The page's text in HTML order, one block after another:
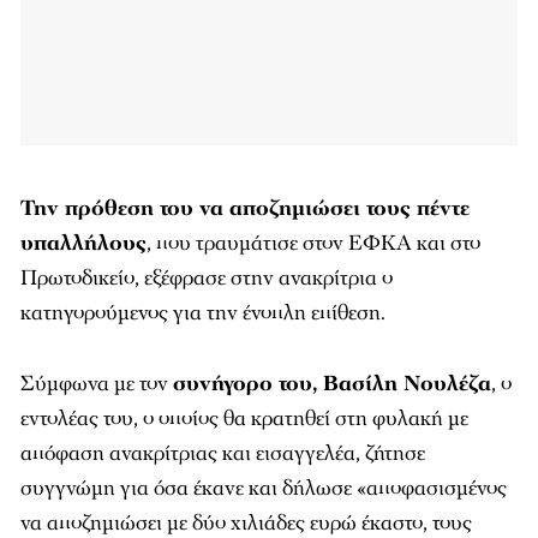
Την πρόθεση του να αποζημιώσει τους πέντε
υπαλλήλους, που τραυμάτισε στον ΕΦΚΑ και στο
Πρωτοδικείο, εξέφρασε στην ανακρίτρια ο
κατηγορούμενος για την ένοπλη επίθεση.
Σύμφωνα με τονσυνήγορο του, Βασίλη Νουλέζα, ο
εντολέας του, ο οποίος θα κρατηθεί στη φυλακή με
απόφαση ανακρίτριας και εισαγγελέα, ζήτησε
συγγνώμη για όσα έκανε και δήλωσε «αποφασισμένος
να αποζημιώσει με δύο χιλιάδες ευρώ έκαστο, τους